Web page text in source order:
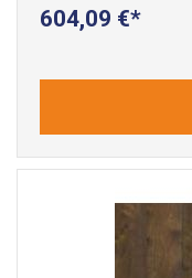
604,09 €